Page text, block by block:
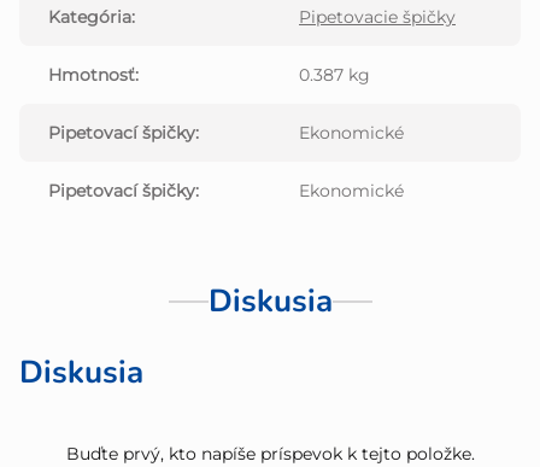
Kategória: Pipetovacie špičky
Hmotnosť: 0.387 kg
Pipetovací špičky: Ekonomické
Pipetovací špičky: Ekonomické
Diskusia
Diskusia
Buďte prvý, kto napíše príspevok k tejto položke.